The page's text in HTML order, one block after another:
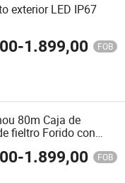
exterior LED IP67
-1.899,00 FOB
80m Caja de
fieltro Forido con
y farola alta
-1.899,00 FOB